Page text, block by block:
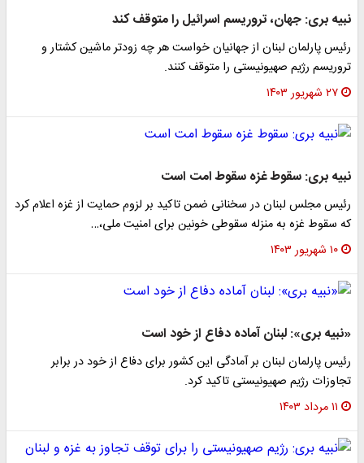
نبیه بری: جهان، تروریسم اسرائیل را متوقف کند
رئیس پارلمان لبنان از جهانیان خواست هر چه زودتر ماشین کشتار و
تروریسم رژیم صهیونیستی را متوقف کنند.
۲۷ شهریور ۱۴۰۳
نبیه بری: سقوط غزه سقوط امت است
رئیس مجلس لبنان در سخنانی ضمن تاکید بر لزوم حمایت از غزه اعلام کرد
که سقوط غزه به منزله سقوطی خونین برای امنیت ملی،…
۱۰ شهریور ۱۴۰۳
«نبیه بری»: لبنان آماده دفاع از خود است
رئیس پارلمان لبنان بر آمادگی این کشور برای دفاع از خود در برابر
تجاوزات رژیم صهیونیستی تاکید کرد.
۱۱ مرداد ۱۴۰۳